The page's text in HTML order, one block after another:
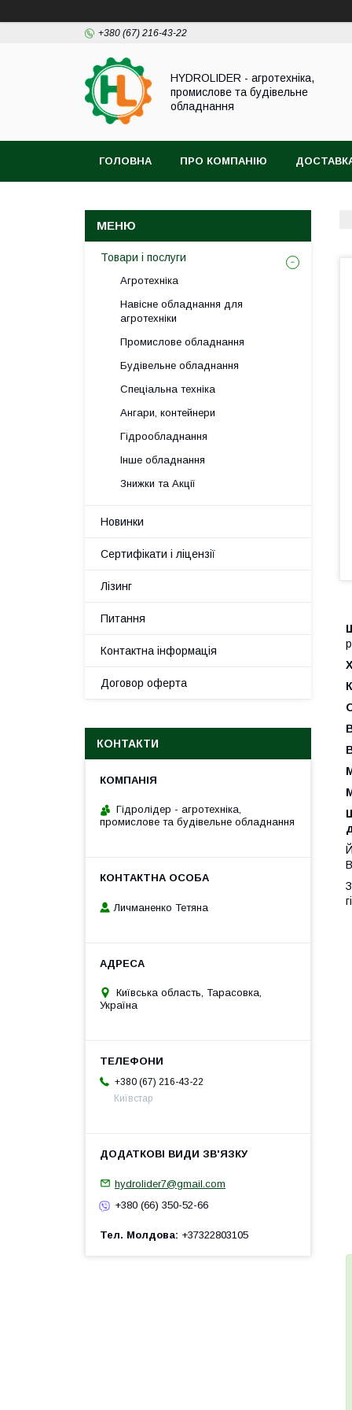
+380 (67) 216-43-22
HYDROLIDER - агротехніка,
промислове та будівельне
обладнання
ГОЛОВНА ПРО КОМПАНІЮ
Товари і послуги
Агротехніка
Навісне обладнання для
агротехніки
Промислове обладнання
Будівельне обладнання
Спеціальна техніка
Ангари, контейнери
Гідрообладнання
Інше обладнання
Знижки та Акції
Новинки
Сертифікати і ліцензії
Лізинг
Питання
Контактна інформація
Договор оферта
КОНТАКТИ
Гідролідер - агротехніка,
промислове та будівельне обладнання
Личманенко Тетяна
Київська область, Тарасовка,
Україна
+380 (67) 216-43-22
Київстар
hydrolider7@gmail.com
+380 (66) 350-52-66
Тел. Молдова +37322803105